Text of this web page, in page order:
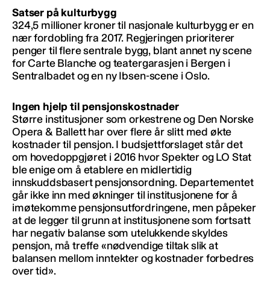
Satser på kulturbygg
324,5 millioner kroner til nasjonale kulturbygg er en
nær fordobling fra 2017. Regjeringen prioriterer
penger til flere sentrale bygg, blant annet ny scene
for Carte Blanche og teatergarasjen i Bergen i
Sentralbadet og en ny Ibsen-scene i Oslo.
Ingen hjelp til pensjonskostnader
Større institusjoner som orkestrene og Den Norske
Opera & Ballett har over flere år slitt med økte
kostnader til pensjon. I budsjettforslaget står det
om hovedoppgjøret i 2016 hvor Spekter og LO Stat
ble enige om å etablere en midlertidig
innskuddsbasert pensjonsordning. Departementet
går ikke inn med økninger til institusjonene for å
imøtekomme pensjonsutfordringene, men påpeker
at de legger til grunn at institusjonene som fortsatt
har negativ balanse som utelukkende skyldes
pensjon, må treffe «nødvendige tiltak slik at
balansen mellom inntekter og kostnader forbedres
over tid».